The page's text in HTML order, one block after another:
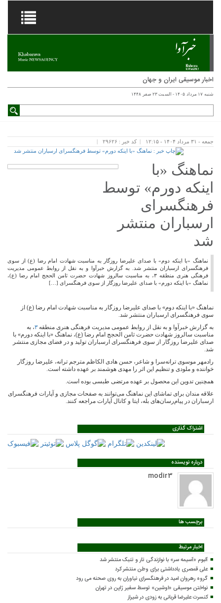
اخبار موسیقی ایران و جهان
شنبه ۱۷ مرداد ۱۴۰۵ - السبت ۲۳ صفر ۱۴۴۸
جمعه - ۳۱ مرداد ۱۴۰۴ - ۱۲:۱۵ کد خبر : ۲۹۶۲۶
نماهنگ «با
اینکه دورم» توسط
فرهنگسرای
ارسباران منتشر
شد
نماهنگ «با اینکه دوم» با صدای علیرضا روزگار به مناسبت شهادت امام رضا (ع) از سوی
فرهنگسرای ارسباران منتشر شد. به گزارش خبرآوا و به نقل از روابط عمومی مدیریت
فرهنگی هنری منطقه ۳، به مناسبت سالروز شهادت حضرت ثامن الحجج امام رضا (ع)،
نماهنگ «با اینکه دورم» با صدای علیرضا روزگار از سوی فرهنگسرای […]
نماهنگ «با اینکه دوم» با صدای علیرضا روزگار به مناسبت شهادت امام رضا (ع) از
سوی فرهنگسرای ارسباران منتشر شد.
به گزارش خبرآوا و به نقل از روابط عمومی مدیریت فرهنگی هنری منطقه ۳، به
مناسبت سالروز شهادت حضرت ثامن الحجج امام رضا (ع)، نماهنگ «با اینکه دورم» با
صدای علیرضا روزگار از سوی فرهنگسرای ارسباران تولید و در فضای مجازی منتشر
شد.
رادمهر موسوی ترانه‌سرا و شاعر، حسن هادی الکاظم مترجم ترانه، علیرضا روزگار
خواننده و ملودی و تنظیم این اثر را مهدی هوشمند بر عهده داشته است.
همچنین تدوین این محصول بر عهده مرتضی طبسی بوده است.
علاقه‌ مندان برای تماشای این نماهنگ می‌توانند به صفحات مجازی و آپارات فرهنگسرای
ارسباران در پیام‌رسان‌های بله، ایتا و کانال آپارات مراجعه کنند.
اشتراک گذاری
درباره نویسنده
modir3
برچسب ها
اخبار مرتبط
آلبوم «آسیمه سر» با نوازندگی تار و تنبک منتشر شد
علی قمصری یادداشتی برای وطن منتشر کرد
گروه رهروان امید در فرهنگسرای نیاوران به روی صحنه می رود
نواختن موسیقی «اوشین» توسط سفیر ژاپن در تهران
کنسرت علیرضا قربانی به زودی در شیراز